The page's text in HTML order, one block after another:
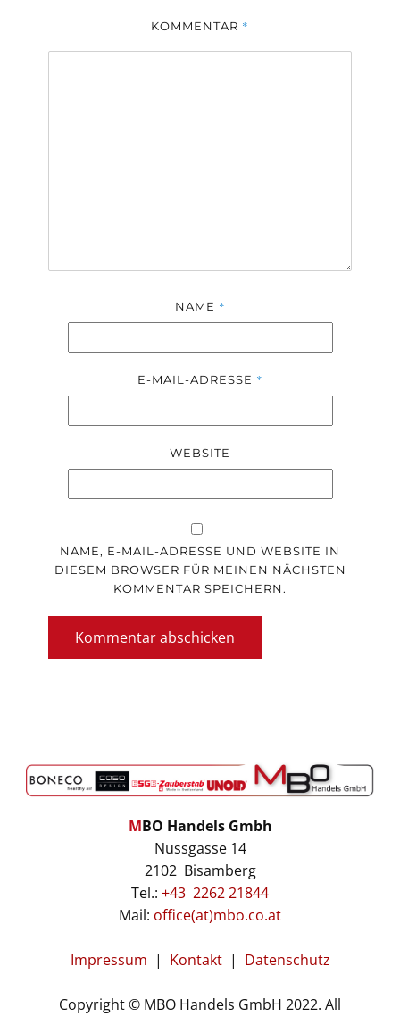
KOMMENTAR *
NAME *
E-MAIL-ADRESSE *
WEBSITE
NAME, E-MAIL-ADRESSE UND WEBSITE IN
DIESEM BROWSER FÜR MEINEN NÄCHSTEN
KOMMENTAR SPEICHERN.
Kommentar abschicken
MBO Handels Gmbh
Nussgasse 14
2102 Bisamberg
Tel.: +43 2262 21844
Mail: office(at)mbo.co.at
Impressum | Kontakt | Datenschutz
Copyright © MBO Handels GmbH 2022. All